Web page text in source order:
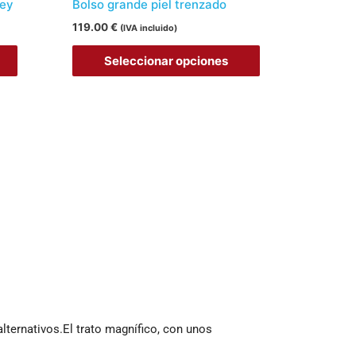
de
Bolso grande piel trenzado
119.00€ (IVA incluido)
Seleccionar opciones
de
trato magnífico, con unos